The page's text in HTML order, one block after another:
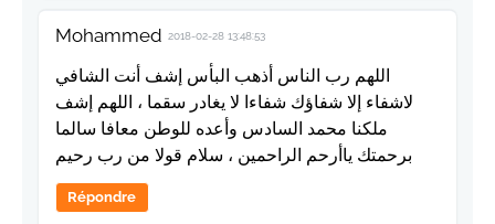
Mohammed 2018-02-28 13:48:53
اللهم رب الناس أذهب البأس إشف أنت الشافي
لاشفاء إلا شفاؤك شفاءا لا يغادر سقما ، اللهم إشف
ملكنا محمد السادس وأعده للوطن معافا سالما
برحمتك ياأرحم الراحمين ، سلام قولا من رب رحيم
Répondre